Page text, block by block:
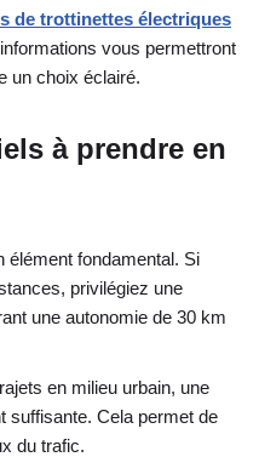
de trottinettes électriques
vous permettront
un choix éclairé.
à prendre en
élément fondamental. Si
privilégiez une
une autonomie de 30 km
en milieu urbain, une
suffisante. Cela permet de
du trafic.